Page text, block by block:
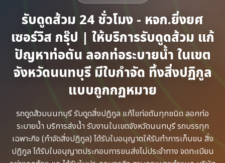
รับดูดส้วม 24 ชั่วโมง - หจก.ยิ่งยศ
เซอร์วิส กรุ๊ป | ให้บริการรับดูดส้วม แก้
ปัญหาท่อตัน ลอกท่อระบายน้ำ ในเขต
จังหวัดนนทบุรี มีใบกำจัด ทิ้งสิ่งปฏิกูล
แบบถูกกฏหมาย
รถดูดส้วม​นนทบุรี รับดูดสิ่งปฏิกูล​ แก้ไขท่อตันทุกชนิด​ ลอกท่อ
ระบายน้ำ​ บริการส่งน้ำ รับงานในเขตจังหวัดนนทบุรี รถบรรทุก
เฉพาะกิจ​ (กำจัดสิ่งปฏิกูล)​ ได้รับใบอนุญาตให้รับทำการเก็บขน​ สิ่ง
ปฏิกูล ได้รับใบอนุญาตประกอบการขนส่งไม่ประจำทาง จดทะเบียน